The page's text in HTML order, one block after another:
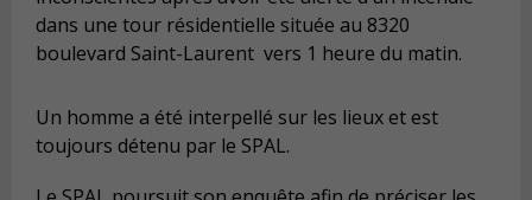
dans une tour résidentielle située au 8320
boulevard Saint-Laurent vers 1 heure du matin.
Un homme a été interpellé sur les lieux et est
toujours détenu par le SPAL.